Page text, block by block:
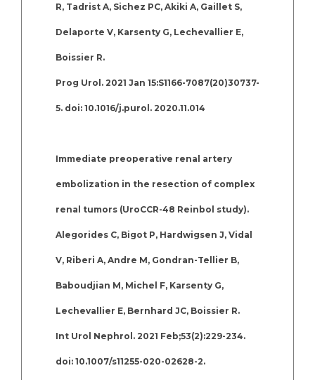
R, Tadrist A, Sichez PC, Akiki A, Gaillet S,
Delaporte V, Karsenty G, Lechevallier E,
Boissier R.
Prog Urol. 2021 Jan 15:S1166-7087(20)30737-
5. doi: 10.1016/j.purol. 2020.11.014
Immediate preoperative renal artery
embolization in the resection of complex
renal tumors (UroCCR-48 Reinbol study).
Alegorides C, Bigot P, Hardwigsen J, Vidal
V, Riberi A, Andre M, Gondran-Tellier B,
Baboudjian M, Michel F, Karsenty G,
Lechevallier E, Bernhard JC, Boissier R.
Int Urol Nephrol. 2021 Feb;53(2):229-234.
doi: 10.1007/s11255-020-02628-2.